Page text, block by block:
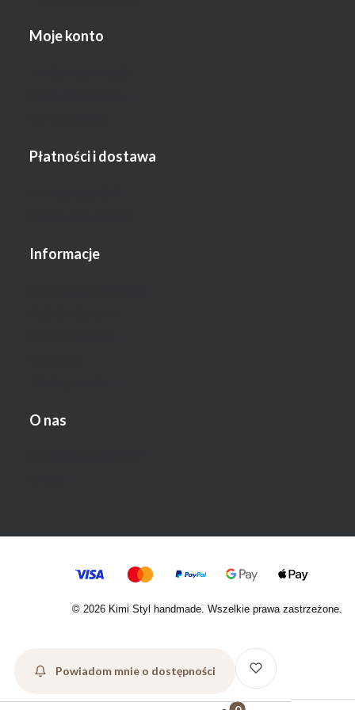
Moje konto
Płatności i dostawa
Informacje
O nas
© 2026 Kimi Styl handmade. Wszelkie prawa zastrzeżone.
Powiadom mnie o dostępności